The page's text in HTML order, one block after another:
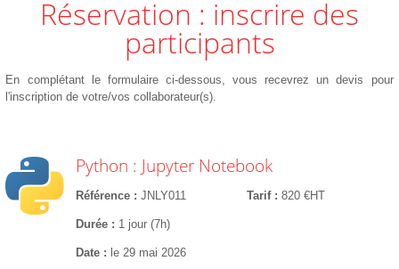
Réservation : inscrire des
participants
En complétant le formulaire ci-dessous, vous recevrez un devis pour
l'inscription de votre/vos collaborateur(s).
Python : Jupyter Notebook
Référence JNLY011 Tarif 820 €HT
Durée 1 jour (7h)
Date le 29 mai 2026